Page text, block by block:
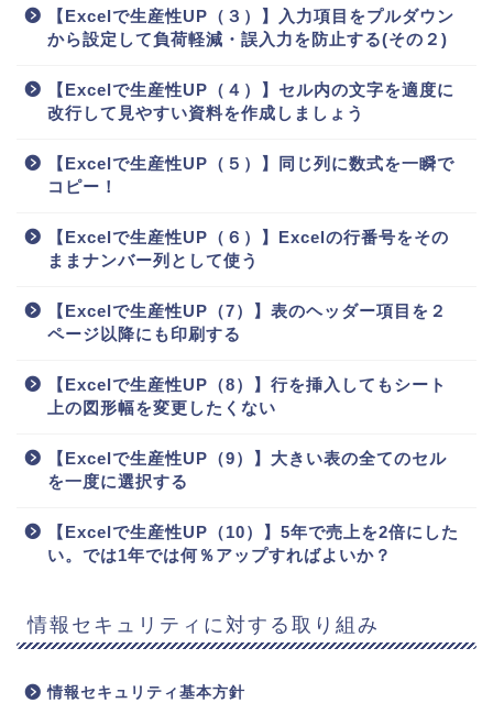
【Excelで生産性UP（３）】入力項目をプルダウン
から設定して負荷軽減・誤入力を防止する(その２)
【Excelで生産性UP（４）】セル内の文字を適度に
改行して見やすい資料を作成しましょう
【Excelで生産性UP（５）】同じ列に数式を一瞬で
コピー！
【Excelで生産性UP（６）】Excelの行番号をその
ままナンバー列として使う
【Excelで生産性UP（7）】表のヘッダー項目を２
ページ以降にも印刷する
【Excelで生産性UP（8）】行を挿入してもシート
上の図形幅を変更したくない
【Excelで生産性UP（9）】大きい表の全てのセル
を一度に選択する
【Excelで生産性UP（10）】5年で売上を2倍にした
い。では1年では何％アップすればよいか？
情報セキュリティに対する取り組み
情報セキュリティ基本方針